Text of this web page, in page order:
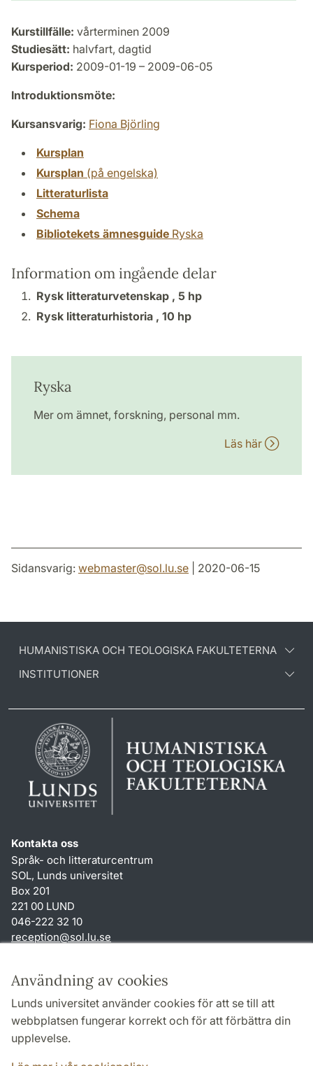
Användning av cookies
Lunds universitet använder cookies för att se till att
webbplatsen fungerar korrekt och för att förbättra din
upplevelse.
Kurstillfälle: vårterminen 2009
Studiesätt: halvfart, dagtid
Kursperiod: 2009-01-19 – 2009-06-05
Introduktionsmöte:
Kursansvarig: Fiona Björling
Kursplan
Kursplan (på engelska)
Litteraturlista
Schema
Bibliotekets ämnesguide Ryska
Information om ingående delar
Rysk litteraturvetenskap , 5 hp
Rysk litteraturhistoria , 10 hp
Ryska
Mer om ämnet, forskning, personal mm.
Läs här
Sidansvarig: webmaster@sol.lu.se | 2020-06-15
HUMANISTISKA OCH TEOLOGISKA FAKULTETERNA
INSTITUTIONER
Kontakta oss
Språk- och litteraturcentrum
SOL, Lunds universitet
Box 201
221 00 LUND
046-222 32 10
reception@sol.lu.se
Genvägar
Om webbplatsen och cookies
Behandling av personuppgifter
Tillgänglighetsredogörelse